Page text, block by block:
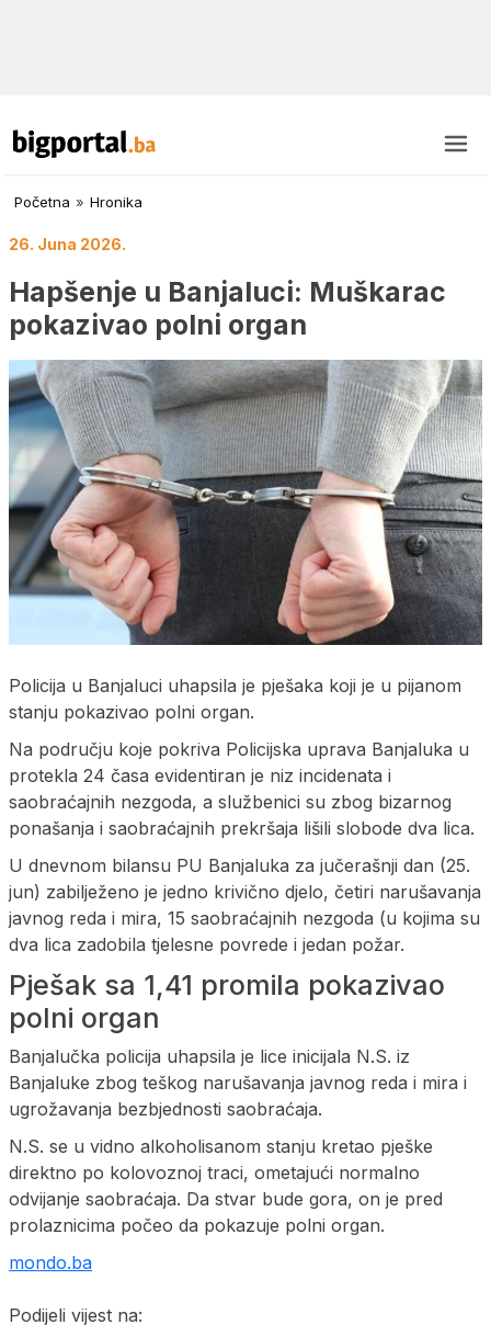
Početna » Hronika
26. Juna 2026.
Hapšenje u Banjaluci: Muškarac
pokazivao polni organ
Policija u Banjaluci uhapsila je pješaka koji je u pijanom
stanju pokazivao polni organ.
Na području koje pokriva Policijska uprava Banjaluka u
protekla 24 časa evidentiran je niz incidenata i
saobraćajnih nezgoda, a službenici su zbog bizarnog
ponašanja i saobraćajnih prekršaja lišili slobode dva lica.
U dnevnom bilansu PU Banjaluka za jučerašnji dan (25.
jun) zabilježeno je jedno krivično djelo, četiri narušavanja
javnog reda i mira, 15 saobraćajnih nezgoda (u kojima su
dva lica zadobila tjelesne povrede i jedan požar.
Pješak sa 1,41 promila pokazivao
polni organ
Banjalučka policija uhapsila je lice inicijala N.S. iz
Banjaluke zbog teškog narušavanja javnog reda i mira i
ugrožavanja bezbjednosti saobraćaja.
N.S. se u vidno alkoholisanom stanju kretao pješke
direktno po kolovoznoj traci, ometajući normalno
odvijanje saobraćaja. Da stvar bude gora, on je pred
prolaznicima počeo da pokazuje polni organ.
mondo.ba
Podijeli vijest na: